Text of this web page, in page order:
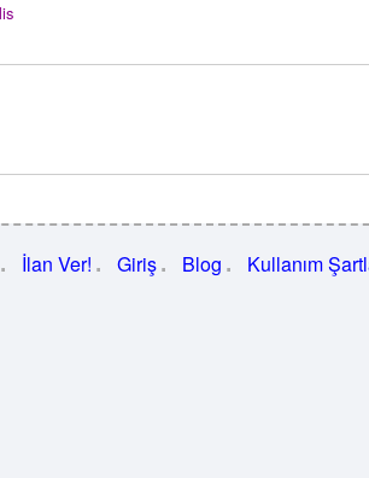
İlan Ver! Giriş Blog Kullanım